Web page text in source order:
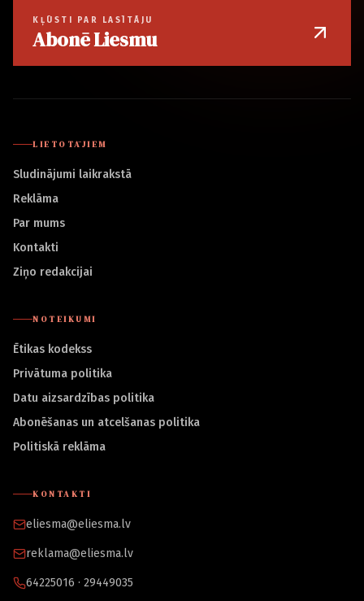
KĻŪSTI PAR LASĪTĀJU
Abonē Liesmu
LIETOTĀJIEM
Sludinājumi laikrakstā
Reklāma
Par mums
Kontakti
Ziņo redakcijai
NOTEIKUMI
Ētikas kodekss
Privātuma politika
Datu aizsardzības politika
Abonēšanas un atcelšanas politika
Politiskā reklāma
KONTAKTI
eliesma@eliesma.lv
reklama@eliesma.lv
64225016 · 29449035